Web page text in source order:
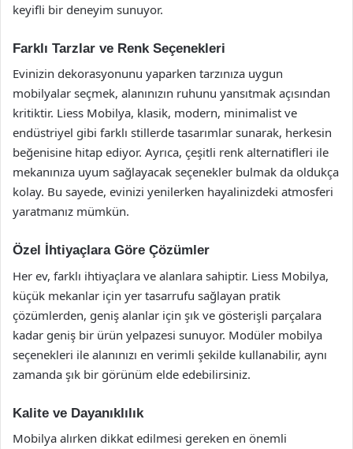
keyifli bir deneyim sunuyor.
Farklı Tarzlar ve Renk Seçenekleri
Evinizin dekorasyonunu yaparken tarzınıza uygun
mobilyalar seçmek, alanınızın ruhunu yansıtmak açısından
kritiktir. Liess Mobilya, klasik, modern, minimalist ve
endüstriyel gibi farklı stillerde tasarımlar sunarak, herkesin
beğenisine hitap ediyor. Ayrıca, çeşitli renk alternatifleri ile
mekanınıza uyum sağlayacak seçenekler bulmak da oldukça
kolay. Bu sayede, evinizi yenilerken hayalinizdeki atmosferi
yaratmanız mümkün.
Özel İhtiyaçlara Göre Çözümler
Her ev, farklı ihtiyaçlara ve alanlara sahiptir. Liess Mobilya,
küçük mekanlar için yer tasarrufu sağlayan pratik
çözümlerden, geniş alanlar için şık ve gösterişli parçalara
kadar geniş bir ürün yelpazesi sunuyor. Modüler mobilya
seçenekleri ile alanınızı en verimli şekilde kullanabilir, aynı
zamanda şık bir görünüm elde edebilirsiniz.
Kalite ve Dayanıklılık
Mobilya alırken dikkat edilmesi gereken en önemli